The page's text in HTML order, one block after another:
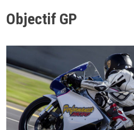
Objectif GP